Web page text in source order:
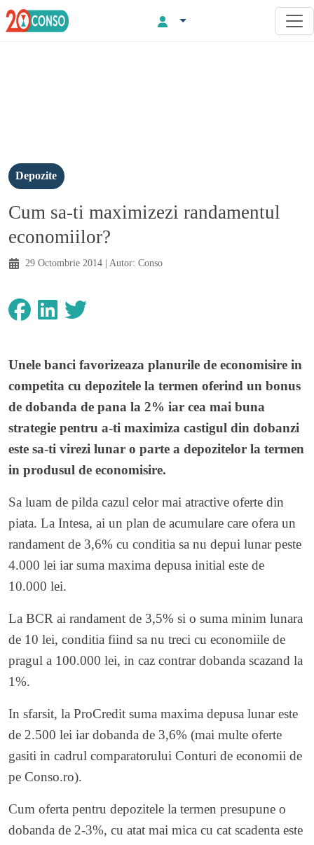
Depozite
Cum sa-ti maximizezi randamentul
economiilor?
29 Octombrie 2014 | Autor: Conso
Unele banci favorizeaza planurile de economisire in
competita cu depozitele la termen oferind un bonus
de dobanda de pana la 2% iar cea mai buna
strategie pentru a-ti maximiza castigul din dobanzi
este sa-ti virezi lunar o parte a depozitelor la termen
in produsul de economisire.
Sa luam de pilda cazul celor mai atractive oferte din
piata. La Intesa, ai un plan de acumulare care ofera un
randament de 3,6% cu conditia sa nu depui lunar peste
4.000 lei iar suma maxima depusa initial este de
10.000 lei.
La BCR ai randament de 3,5% si o suma minim lunara
de 10 lei, conditia fiind sa nu treci cu economiile de
pragul a 100.000 lei, in caz contrar dobanda scazand la
1%.
In sfarsit, la ProCredit suma maxima depusa lunar este
de 2.500 lei iar dobanda de 3,6% (mai multe oferte
gasiti in cadrul comparatorului Conturi de economii de
pe Conso.ro).
Cum oferta pentru depozitele la termen presupune o
dobanda de 2-3%, cu atat mai mica cu cat scadenta este